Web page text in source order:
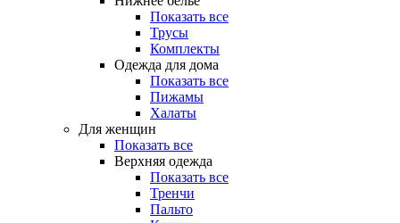
Показать все
Трусы
Комплекты
Одежда для дома
Показать все
Пижамы
Халаты
Для женщин
Показать все
Верхняя одежда
Показать все
Тренчи
Пальто